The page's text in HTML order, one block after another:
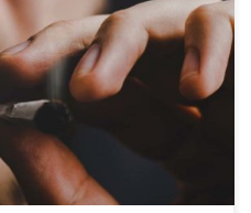
Jednym z kluczy
rosnących
jakości nasiona.
wydajności
odżywcze,
dobra jakość […]